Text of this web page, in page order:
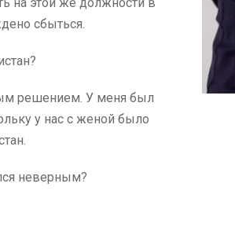
сбыться.
решением. У меня был
у нас с женой было
неверным?